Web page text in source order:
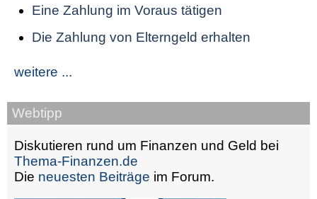
Eine Zahlung im Voraus tätigen
Die Zahlung von Elterngeld erhalten
weitere ...
Webtipp
Diskutieren rund um Finanzen und Geld bei
Thema-Finanzen.de
Die neuesten Beiträge im Forum.